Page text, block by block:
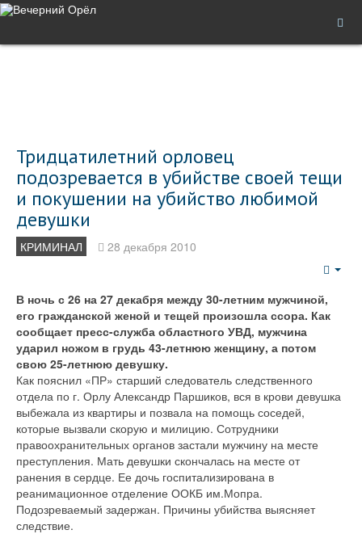
Тридцатилетний орловец
подозревается в убийстве своей тещи
и покушении на убийство любимой
девушки
КРИМИНАЛ 28 декабря 2010
В ночь с 26 на 27 декабря между 30-летним мужчиной,
его гражданской женой и тещей произошла ссора. Как
сообщает пресс-служба областного УВД, мужчина
ударил ножом в грудь 43-летнюю женщину, а потом
свою 25-летнюю девушку.
Как пояснил «ПР» старший следователь следственного
отдела по г. Орлу Александр Паршиков, вся в крови девушка
выбежала из квартиры и позвала на помощь соседей,
которые вызвали скорую и милицию. Сотрудники
правоохранительных органов застали мужчину на месте
преступления. Мать девушки скончалась на месте от
ранения в сердце. Ее дочь госпитализирована в
реанимационное отделение ООКБ им.Мопра.
Подозреваемый задержан. Причины убийства выясняет
следствие.